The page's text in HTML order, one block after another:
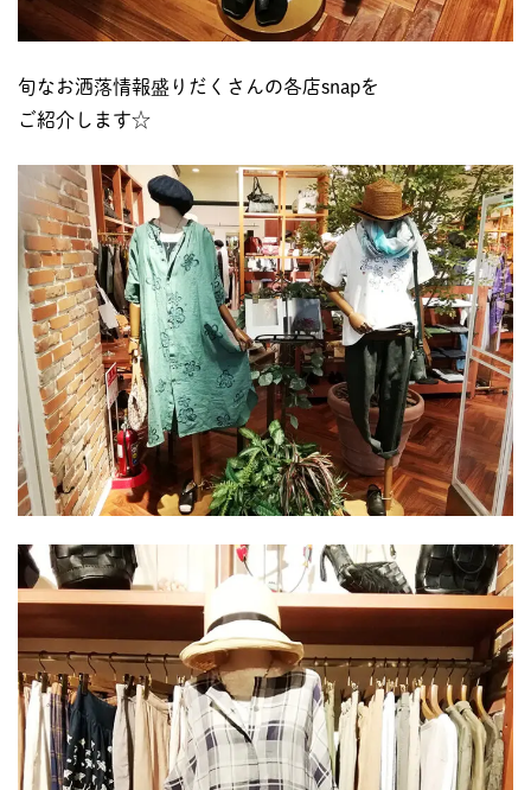
旬なお洒落情報盛りだくさんの各店snapを
ご紹介します☆